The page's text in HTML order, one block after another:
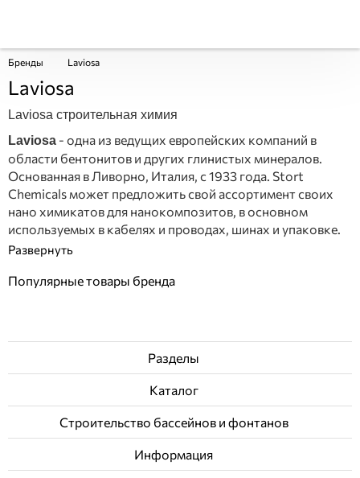
Бренды Laviosa
Laviosa
Laviosa строительная химия
Laviosa - одна из ведущих европейских компаний в
области бентонитов и других глинистых минералов.
Основанная в Ливорно, Италия, с 1933 года. Stort
Chemicals может предложить свой ассортимент своих
нано химикатов для нанокомпозитов, в основном
используемых в кабелях и проводах, шинах и упаковке.
Популярные товары бренда
Разделы
Каталог
Строительство бассейнов и фонтанов
Информация